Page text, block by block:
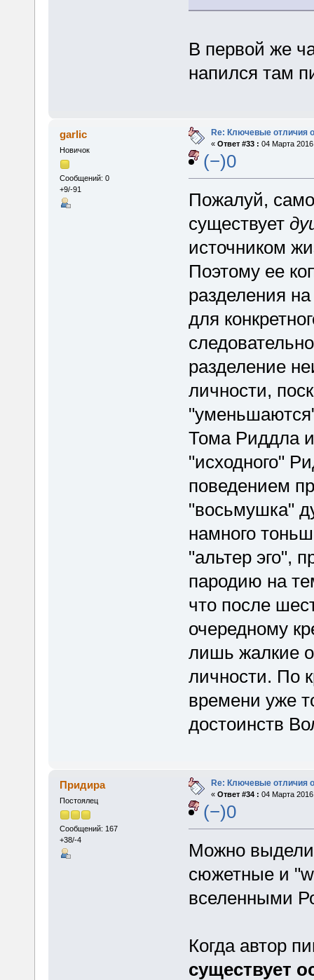
В первой же
напился там
garlic
Новичок
Сообщений: 0
+9/-91
Re: Ключевые отличия
« Ответ #33 : 04 Марта
(−)0
Пожалуй,
существует
источником
Поэтому ее
разделения
для
разделение
личности,
Тома Риддла
"исходного"
поведением
"восьмушка"
намного
"альтер эго",
пародию на
что после
очередному
лишь жалкие
личности. По
времени уже
достоинств
Придира
Постоялец
Сообщений: 167
+38/-4
Re: Ключевые отличия
« Ответ #34 : 04 Марта
(−)0
Можно
сюжетные и
вселенными
Когда автор
существует